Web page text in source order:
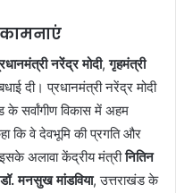
नरेंद्र मोदी,गृहमंत्री
दी। प्रधानमंत्री नरेंद्र मोदी
सर्वांगीण विकास में अहम
कि वे देवभूमि की प्रगति और
अलावा केंद्रीय मंत्रीनितिन
डॉ. मनसुख मांडविया, उत्तराखंड के